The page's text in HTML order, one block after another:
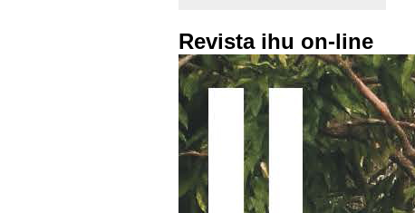
Revista ihu on-line